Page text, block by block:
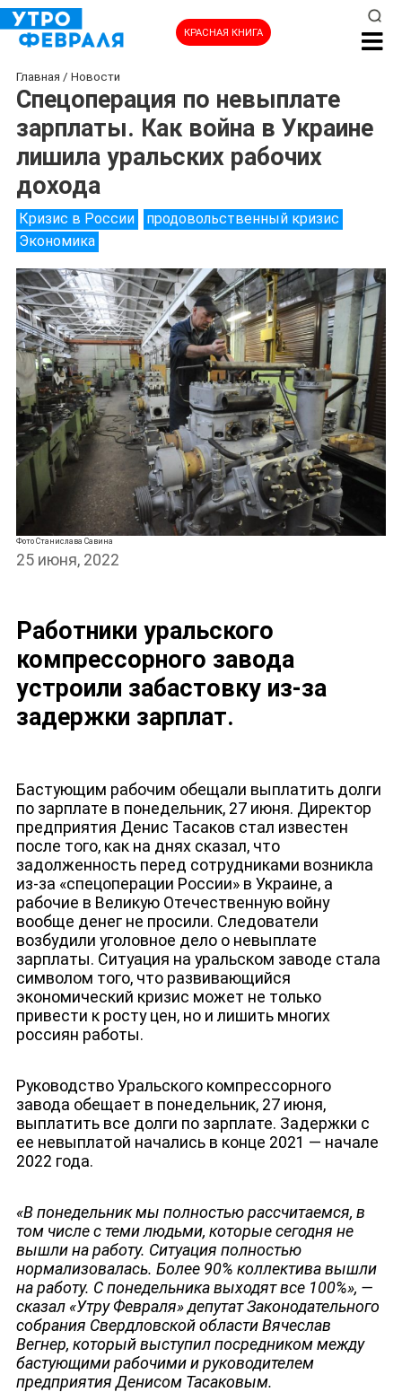
КРАСНАЯ КНИГА
НОВОСТИ
Главная / Новости
Спецоперация по невыплате
зарплаты. Как война в Украине
лишила уральских рабочих
дохода
Кризис в России
продовольственный кризис
Экономика
Фото Станислава Савина
25 июня, 2022
Работники уральского
компрессорного завода
устроили забастовку из-за
задержки зарплат.
Бастующим рабочим обещали выплатить долги
по зарплате в понедельник, 27 июня. Директор
предприятия Денис Тасаков стал известен
после того, как на днях сказал, что
задолженность перед сотрудниками возникла
из-за «спецоперации России» в Украине, а
рабочие в Великую Отечественную войну
вообще денег не просили. Следователи
возбудили уголовное дело о невыплате
зарплаты. Ситуация на уральском заводе стала
символом того, что развивающийся
экономический кризис может не только
привести к росту цен, но и лишить многих
россиян работы.
Руководство Уральского компрессорного
завода обещает в понедельник, 27 июня,
выплатить все долги по зарплате. Задержки с
ее невыплатой начались в конце 2021 — начале
2022 года.
«В понедельник мы полностью рассчитаемся, в
том числе с теми людьми, которые сегодня не
вышли на работу. Ситуация полностью
нормализовалась. Более 90% коллектива вышли
на работу. С понедельника выходят все 100%», —
сказал«Утру Февраля»депутат Законодательного
собрания Свердловской области Вячеслав
Вегнер, который выступил посредником между
бастующими рабочими и руководителем
предприятия Денисом Тасаковым.